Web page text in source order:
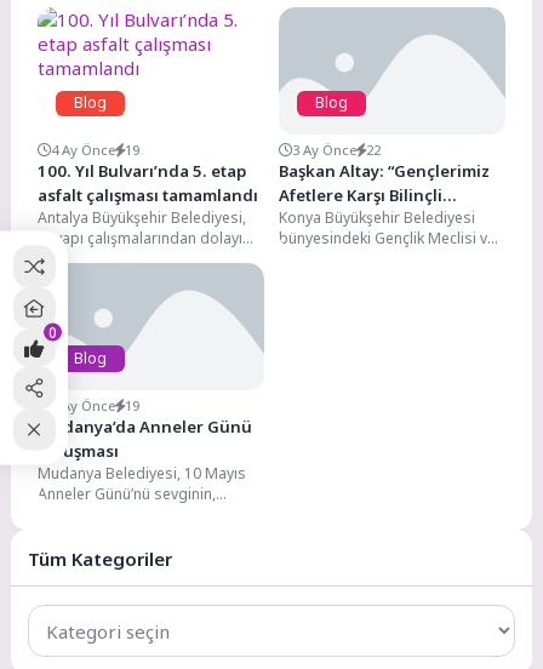
Blog
4 Ay Önce 19
100. Yıl Bulvarı’nda 5. etap
asfalt çalışması tamamlandı
Antalya Büyükşehir Belediyesi,
altyapı çalışmalarından dolayı
deforme olan 100.Yıl Bulvarı’nda
sıcak asfalt çalışmalarını etaplar
halinde...
Blog
3 Ay Önce 22
Başkan Altay: “Gençlerimiz
Afetlere Karşı Bilinçli
Hazırlanıyor”
Konya Büyükşehir Belediyesi
bünyesindeki Gençlik Meclisi ve
Blog
3 Ay Önce 19
Mudanya’da Anneler Günü
buluşması
Mudanya Belediyesi, 10 Mayıs
Anneler Günü’nü sevginin,
Tüm Kategoriler
Tüm
Kategoriler
0